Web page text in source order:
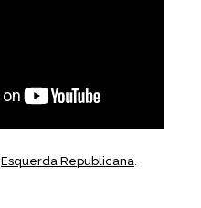
Esquerda Republicana.